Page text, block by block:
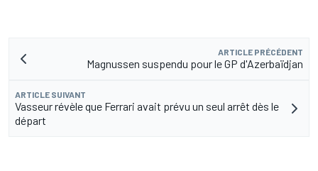
ARTICLE PRÉCÉDENT
Magnussen suspendu pour le GP d'Azerbaïdjan
ARTICLE SUIVANT
Vasseur révèle que Ferrari avait prévu un seul arrêt dès le
départ